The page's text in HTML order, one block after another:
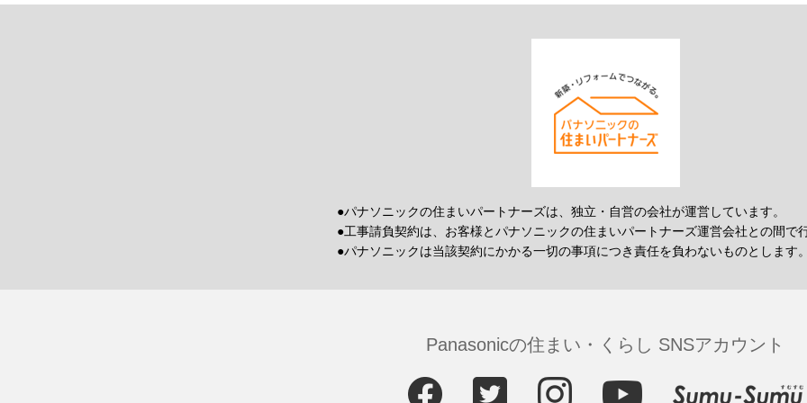
●パナソニックの住まいパートナーズは、独立・自営の会社が運営しています。
●工事請負契約は、お客様とパナソニックの住まいパートナーズ運営会社との間で
●パナソニックは当該契約にかかる一切の事項につき責任を負わないものとします。
Panasonicの住まい・くらし SNSアカウント